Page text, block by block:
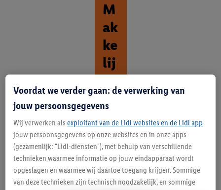
M
ak
ke
lij
k
ka
m
p
er
en
Voordat we verder gaan: de verwerking van
jouw persoonsgegevens
Wij verwerken als exploitant van de Lidl websites en de Lidl app
jouw persoonsgegevens op onze websites en in onze apps
(gezamenlijk: "Lidl-diensten"), met behulp van verschillende
technieken waarmee informatie op jouw eindapparaat wordt
opgeslagen en waarmee wij daartoe toegang krijgen. Sommige
van deze technieken zijn technisch noodzakelijk, en sommige